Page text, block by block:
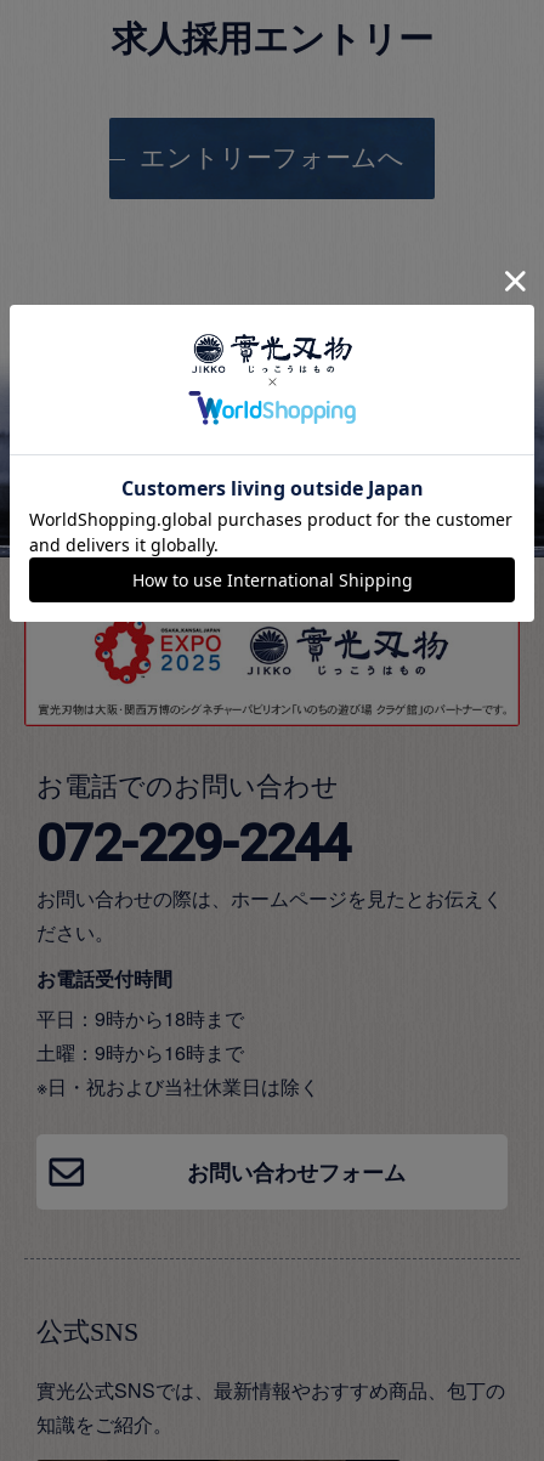
求人採用エントリー
エントリーフォームへ
PAGE TOP
お電話でのお問い合わせ
072-229-2244
お問い合わせの際は、ホームページを見たとお伝えく
ださい。
お電話受付時間
平日：9時から18時まで
土曜：9時から16時まで
※日・祝および当社休業日は除く
お問い合わせフォーム
公式SNS
實光公式SNSでは、最新情報やおすすめ商品、包丁の
知識をご紹介。